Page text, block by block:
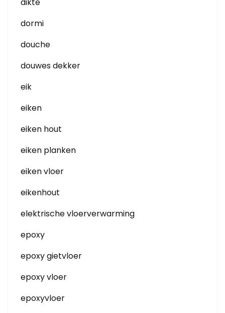
dormi
douche
douwes dekker
eik
eiken
eiken hout
eiken planken
eiken vloer
eikenhout
elektrische vloerverwarming
epoxy
epoxy gietvloer
epoxy vloer
epoxyvloer